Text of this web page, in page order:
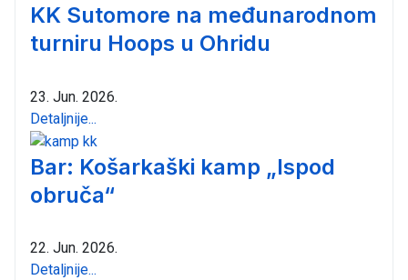
KK Sutomore na međunarodnom
turniru Hoops u Ohridu
23. Jun. 2026.
Detaljnije...
Bar: Košarkaški kamp „Ispod
obruča“
22. Jun. 2026.
Detaljnije...